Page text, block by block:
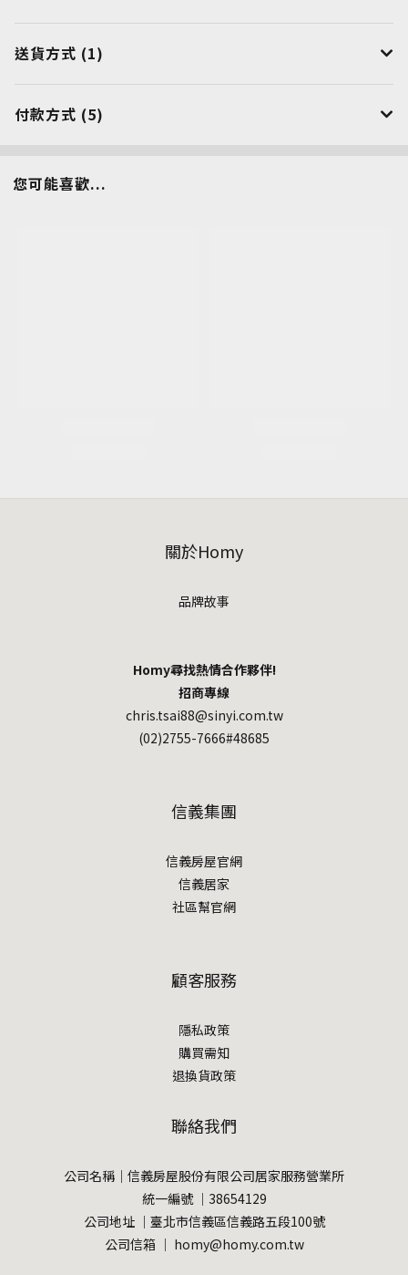
送貨方式 (1)
付款方式 (5)
您可能喜歡...
關於Homy
品牌故事
Homy尋找熱情合作夥伴!
招商專線
chris.tsai88@sinyi.com.tw
(02)2755-7666#48685
信義集團
信義房屋官網
信義居家
社區幫官網
顧客服務
隱私政策
購買需知
退換貨政策
聯絡我們
公司名稱｜信義房屋股份有限公司居家服務營業所
統一編號 ｜38654129
公司地址 ｜臺北市信義區信義路五段100號
公司信箱 ｜ homy@homy.com.tw